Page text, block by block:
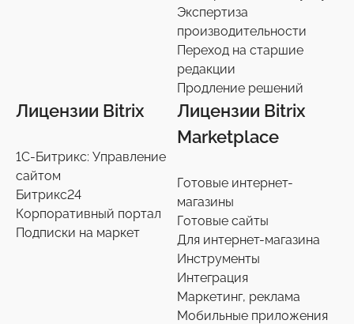
Чат-боты
Услуги разработки
Настройки интеграций с маркетплайсами
Экспертиза производительности
Переход на старшие редакции8
Экспертиза
производительности
Переход на старшие
редакции
Продление решений
Лицензии Bitrix
1С-Битрикс: Управление
сайтом
Битрикс24
Корпоративный портал
Подписки на маркет
Лицензии Bitrix
Marketplace
Готовые интернет-
магазины
Готовые сайты
Для интернет-магазина
Инструменты
Интеграция
Маркетинг, реклама
Мобильные приложения